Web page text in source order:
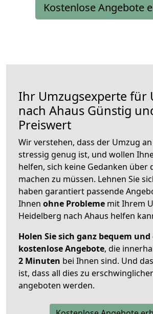
Kostenlose Angebote
Ihr Umzugsexperte für
nach Ahaus Günstig
Preiswert
Wir verstehen, dass der Umzug
stressig genug ist, und wollen
helfen, sich keine Gedanken über
machen zu müssen. Lehnen Sie
haben garantiert passende
Ihnen ohne Probleme mit Ihrem
Heidelberg nach Ahaus helfen
Holen Sie sich ganz bequem
kostenlose Angebote, die
2 Minuten bei Ihnen sind. Und
ist, dass all dies zu
angeboten werden.